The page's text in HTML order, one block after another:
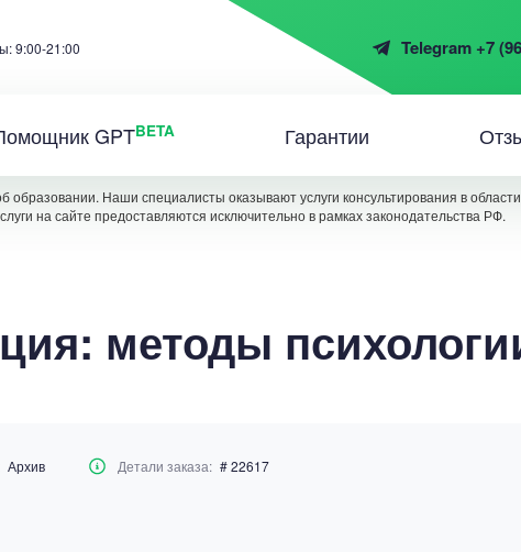
9:00-21:00 Telegram +7
GPTBETA Гарантии
Наши специалисты оказывают услуги консультирования в
на сайте предоставляются исключительно в рамках законодательства РФ.
методы
Архив Детали заказа: # 22617